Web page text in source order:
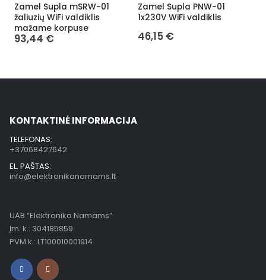
Zamel Supla mSRW-01
žaliuzių WiFi valdiklis
mažame korpuse
93,44 €
Zamel Supla PNW-01
1x230V WiFi valdiklis
46,15 €
KONTAKTINĖ INFORMACIJA
TELEFONAS:
+37068427642
EL. PAŠTAS:
info@elektronikanamams.lt
UAB “Elektronika Namams”
Įm. k.: 304185859
PVM k.: LT100010001914